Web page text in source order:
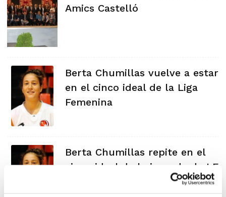
Amics Castelló
Berta Chumillas vuelve a estar
en el cinco ideal de la Liga
Femenina
Berta Chumillas repite en el
cinco ideal de la jornada de LF